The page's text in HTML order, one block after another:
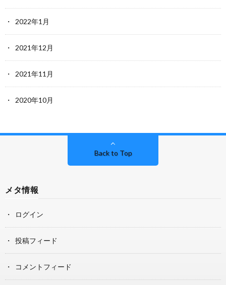
2022年1月
2021年12月
2021年11月
2020年10月
Back to Top
メタ情報
ログイン
投稿フィード
コメントフィード